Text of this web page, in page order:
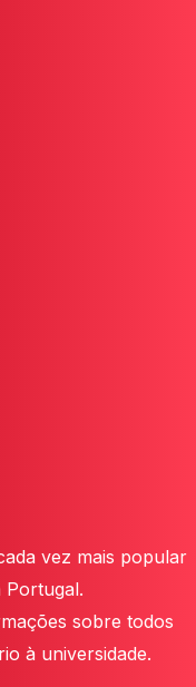
vez mais popular
Portugal.
sobre todos
à universidade.